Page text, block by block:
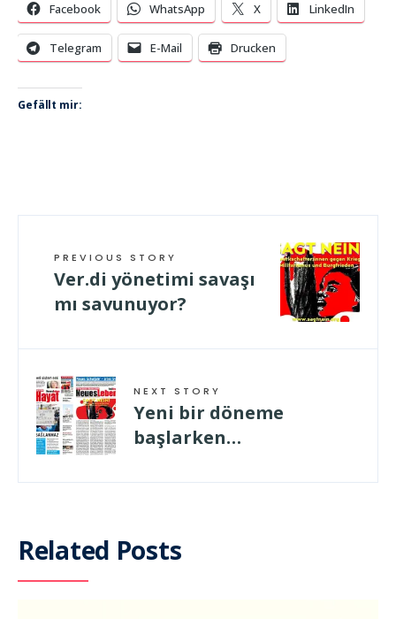
Facebook WhatsApp X LinkedIn
Telegram E-Mail Drucken
Gefällt mir:
PREVIOUS STORY
Ver.di yönetimi savaşı
mı savunuyor?
NEXT STORY
Yeni bir döneme
başlarken…
Related Posts